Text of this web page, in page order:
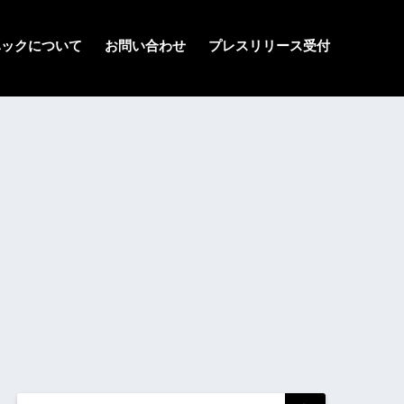
クについて お問い合わせ プレスリリース受付